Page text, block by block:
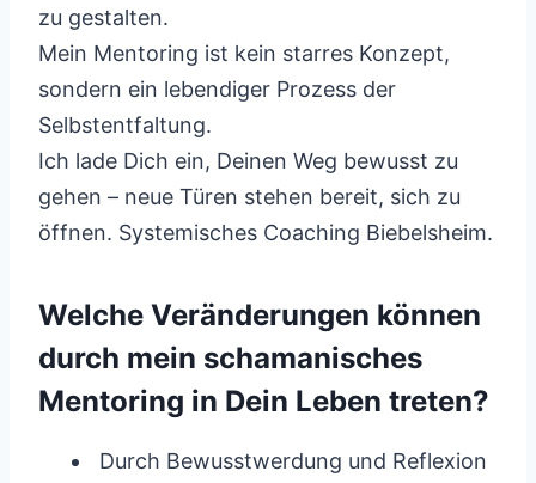
zu gestalten.
Mein Mentoring ist kein starres Konzept,
sondern ein lebendiger Prozess der
Selbstentfaltung.
Ich lade Dich ein, Deinen Weg bewusst zu
gehen – neue Türen stehen bereit, sich zu
öffnen. Systemisches Coaching Biebelsheim.
Welche Veränderungen können
durch mein schamanisches
Mentoring in Dein Leben treten?
Durch Bewusstwerdung und Reflexion